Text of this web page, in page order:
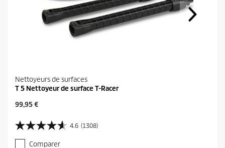
Nettoyeurs de surfaces
T 5 Nettoyeur de surface T-Racer
P
i
x
a
99,95 €
4.6 (1308)
4
.
Comparer